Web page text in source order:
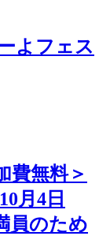
よフェス
費無料＞
月4日
員のため